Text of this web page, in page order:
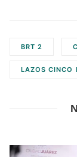
BRT 2
LAZOS CINCO